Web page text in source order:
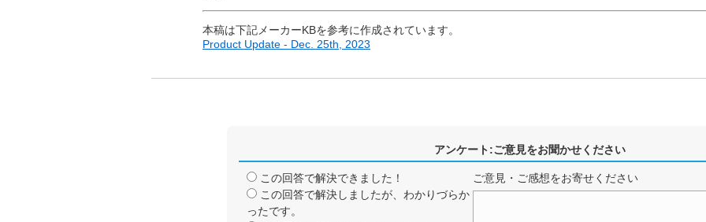
本稿は下記メーカーKBを参考に作成されています。
Product Update - Dec. 25th, 2023
アンケート:ご意見をお聞かせください
この回答で解決できました！
この回答で解決しましたが、わかりづらか
ったです。
ご意見・ご感想をお寄せください